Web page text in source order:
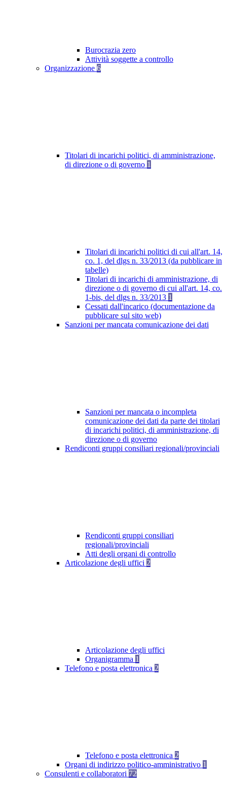
Burocrazia zero
Attività soggette a controllo
Organizzazione 6
Titolari di incarichi politici, di amministrazione,
di direzione o di governo 1
Titolari di incarichi politici di cui all'art. 14,
co. 1, del dlgs n. 33/2013 (da pubblicare in
tabelle)
Titolari di incarichi di amministrazione, di
direzione o di governo di cui all'art. 14, co.
1-bis, del dlgs n. 33/2013 1
Cessati dall'incarico (documentazione da
pubblicare sul sito web)
Sanzioni per mancata comunicazione dei dati
Sanzioni per mancata o incompleta
comunicazione dei dati da parte dei titolari
di incarichi politici, di amministrazione, di
direzione o di governo
Rendiconti gruppi consiliari regionali/provinciali
Rendiconti gruppi consiliari
regionali/provinciali
Atti degli organi di controllo
Articolazione degli uffici 2
Articolazione degli uffici
Organigramma 1
Telefono e posta elettronica 2
Telefono e posta elettronica 2
Organi di indirizzo politico-amministrativo 1
Consulenti e collaboratori 72